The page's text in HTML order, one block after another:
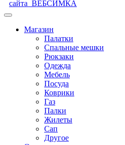
сайта ВЕБСИМКА
Магазин
Палатки
Спальные мешки
Рюкзаки
Одежда
Мебель
Посуда
Коврики
Газ
Палки
Жилеты
Сап
Другое